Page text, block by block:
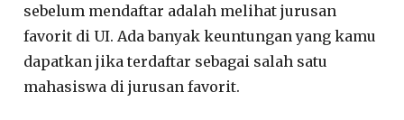
sebelum mendaftar adalah melihat jurusan
favorit di UI. Ada banyak keuntungan yang kamu
dapatkan jika terdaftar sebagai salah satu
mahasiswa di jurusan favorit.